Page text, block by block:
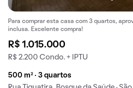
Para comprar esta casa com 3 quartos,
inclusa. Excelente compra!
R$ 1.015.000
R$ 2.200 Condo. + IPTU
500 m² · 3 quartos